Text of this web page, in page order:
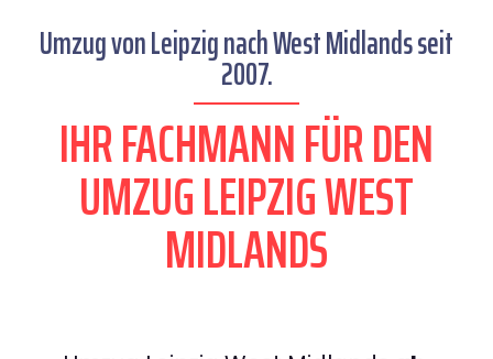
Umzug von Leipzig nach West Midlands seit
2007.
IHR FACHMANN FÜR DEN
UMZUG LEIPZIG WEST
MIDLANDS